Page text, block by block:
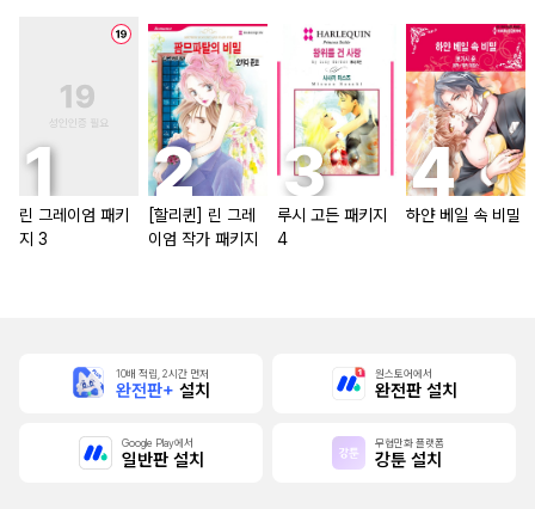
린 그레이엄 패키
지 3
[할리퀸] 린 그레
이엄 작가 패키지
루시 고든 패키지
4
하얀 베일 속 비밀
10배 적립, 2시간 먼저
완전판+ 설치
원스토어에서
완전판 설치
Google Play에서
일반판 설치
무협만화 플랫폼
강툰 설치